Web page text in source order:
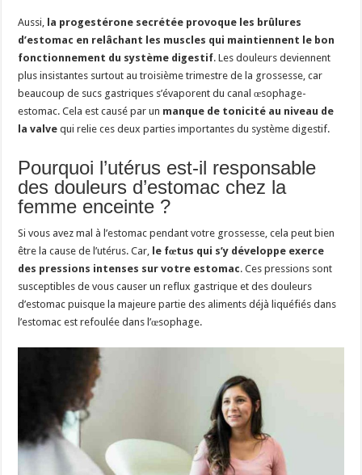
Aussi, la progestérone secrétée provoque les brûlures
d’estomac en relâchant les muscles qui maintiennent le bon
fonctionnement du système digestif. Les douleurs deviennent
plus insistantes surtout au troisième trimestre de la grossesse, car
beaucoup de sucs gastriques s’évaporent du canal œsophage-
estomac. Cela est causé par un manque de tonicité au niveau de
la valvequi relie ces deux parties importantes du système digestif.
Pourquoi l’utérus est-il responsable
des douleurs d’estomac chez la
femme enceinte ?
Si vous avez mal à l’estomac pendant votre grossesse, cela peut bien
être la cause de l’utérus. Car, le fœtus qui s’y développe exerce
des pressions intenses sur votre estomac. Ces pressions sont
susceptibles de vous causer un reflux gastrique et des douleurs
d’estomac puisque la majeure partie des aliments déjà liquéfiés dans
l’estomac est refoulée dans l’œsophage.